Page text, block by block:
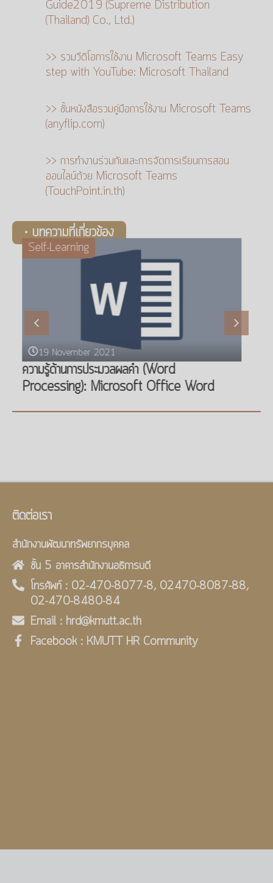
Guide2019 (Supreme Distribution
(Thailand) Co., Ltd.)
>> รวมวีดิโอการใช้งาน Microsoft Teams Easy
step with YouTube: Microsoft Thailand
>> ชั้นหนังสือรวมคู่มือการใช้งาน Microsoft Teams
(anyflip.com)
>> การทำงานร่วมกันและการจัดการเรียนการสอน
ออนไลน์ด้วย Microsoft Teams
(TouchPoint.in.th)
• บทความที่เกี่ยวข้อง
Self-Learning
19 November 2021
ความรู้ด้านการสร้างตารางงาน (Spreadsheets):
Microsoft Office Excel
ติดต่อเรา
สำนักงานพัฒนาทรัพยากรบุคคล
ชั้น 5 อาคารสำนักงานอธิการบดี
โทรศัพท์ : 02-470-8077-8, 02470-8087-88,
02-470-8480-84
Email : hrd@kmutt.ac.th
Facebook : KMUTT HR Community